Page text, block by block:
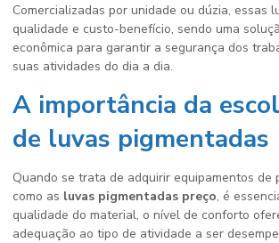
Comercializadas por unidade ou dúzia, essas
qualidade e custo-benefício, sendo uma
econômica para garantir a segurança dos
suas atividades do dia a dia.
A importância da
de luvas pigmentadas
Quando se trata de adquirir equipamentos de
como as luvas pigmentadas preço, é
qualidade do material, o nível de conforto
adequação ao tipo de atividade a ser